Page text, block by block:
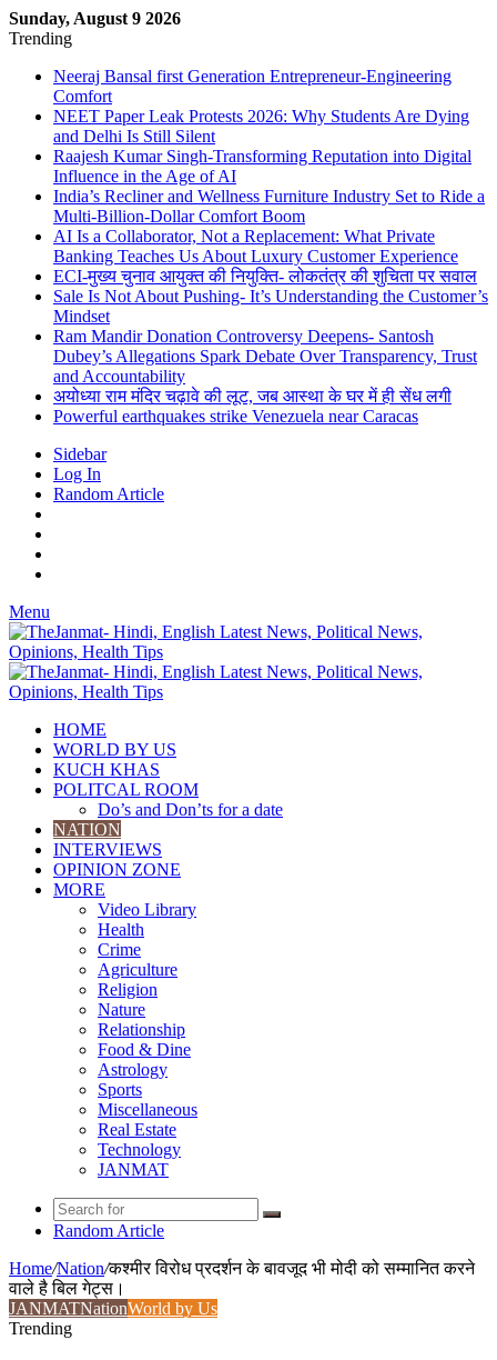
Sunday, August 9 2026
Trending
Neeraj Bansal first Generation Entrepreneur-Engineering
Comfort
NEET Paper Leak Protests 2026: Why Students Are Dying
and Delhi Is Still Silent
Raajesh Kumar Singh-Transforming Reputation into Digital
Influence in the Age of AI
India’s Recliner and Wellness Furniture Industry Set to Ride a
Multi-Billion-Dollar Comfort Boom
AI Is a Collaborator, Not a Replacement: What Private
Banking Teaches Us About Luxury Customer Experience
ECI-मुख्य चुनाव आयुक्त की नियुक्ति- लोकतंत्र की शुचिता पर सवाल
Sale Is Not About Pushing- It’s Understanding the Customer’s
Mindset
Ram Mandir Donation Controversy Deepens- Santosh
Dubey’s Allegations Spark Debate Over Transparency, Trust
and Accountability
अयोध्या राम मंदिर चढ़ावे की लूट, जब आस्था के घर में ही सेंध लगी
Powerful earthquakes strike Venezuela near Caracas
Sidebar
Log In
Random Article
Menu
HOME
WORLD BY US
KUCH KHAS
POLITCAL ROOM
Do’s and Don’ts for a date
NATION
INTERVIEWS
OPINION ZONE
MORE
Video Library
Health
Crime
Agriculture
Religion
Nature
Relationship
Food & Dine
Astrology
Sports
Miscellaneous
Real Estate
Technology
JANMAT
Random Article
Home/Nation/कश्मीर विरोध प्रदर्शन के बावजूद भी मोदी को सम्मानित करने
वाले है बिल गेट्स।
JANMATNationWorld by Us
Trending